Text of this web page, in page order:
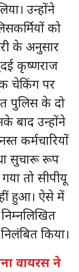
उन्होंने
को
के अनुसार
कृष्णराज
चेकिंग पर
पुलिस के दो
बाद उन्होंने
कर्मचारियों
सुचारू रूप
तो सीपीयू
हुआ। ऐसे में
किया।
वायरस ने